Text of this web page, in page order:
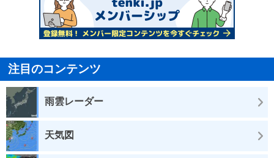
注目のコンテンツ
雨雲レーダー
天気図